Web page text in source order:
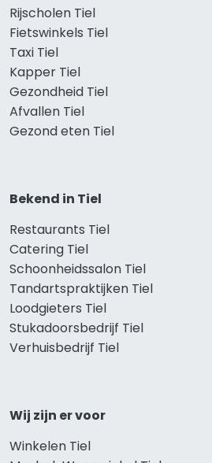
Rijscholen Tiel
Fietswinkels Tiel
Taxi Tiel
Kapper Tiel
Gezondheid Tiel
Afvallen Tiel
Gezond eten Tiel
Bekend in Tiel
Restaurants Tiel
Catering Tiel
Schoonheidssalon Tiel
Tandartspraktijken Tiel
Loodgieters Tiel
Stukadoorsbedrijf Tiel
Verhuisbedrijf Tiel
Wij zijn er voor
Winkelen Tiel